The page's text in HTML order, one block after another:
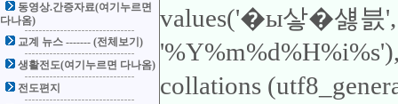
동영상.간증자료(여기누르면
다나옴)
교계 뉴스 ------- (전체보기)
생활전도(여기누르면 다나옴)
전도편지
values('�ы샇�섏븘',
collations